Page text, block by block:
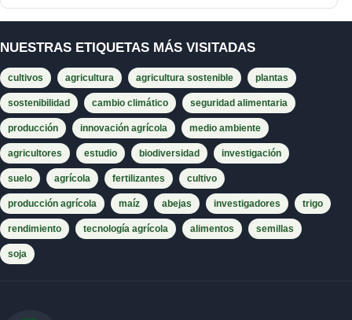
NUESTRAS ETIQUETAS MÁS VISITADAS
cultivos agricultura agricultura sostenible plantas
sostenibilidad cambio climático seguridad alimentaria
producción innovación agrícola medio ambiente
agricultores estudio biodiversidad investigación
suelo agrícola fertilizantes cultivo
producción agrícola maíz abejas investigadores trigo
rendimiento tecnología agrícola alimentos semillas
soja